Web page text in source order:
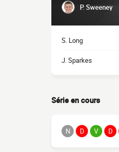
P. Sweeney
S. Long
J. Sparkes
Série en cours
N D V D